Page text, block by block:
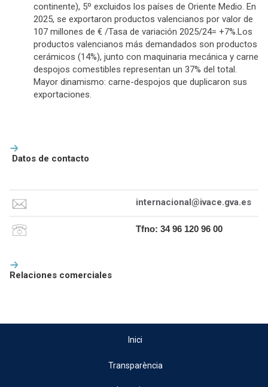
continente), 5º excluidos los países de Oriente Medio. En
2025, se exportaron productos valencianos por valor de
107 millones de € /Tasa de variación 2025/24= +7%.Los
productos valencianos más demandados son productos
cerámicos (14%), junto con maquinaria mecánica y carne
despojos comestibles representan un 37% del total.
Mayor dinamismo: carne-despojos que duplicaron sus
exportaciones.
Datos de contacto
internacional@ivace.gva.es
Tfno: 34 96 120 96 00
Relaciones comerciales
Inici
Transparència